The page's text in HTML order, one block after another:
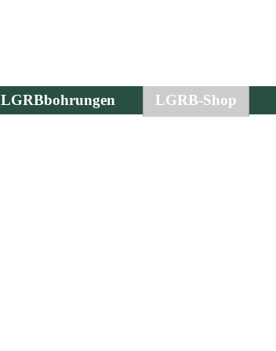
LGRBbohrungen LGRB-Shop